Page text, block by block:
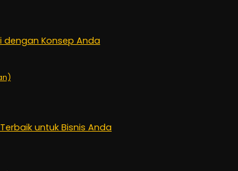
dengan Konsep Anda
untuk Bisnis Anda